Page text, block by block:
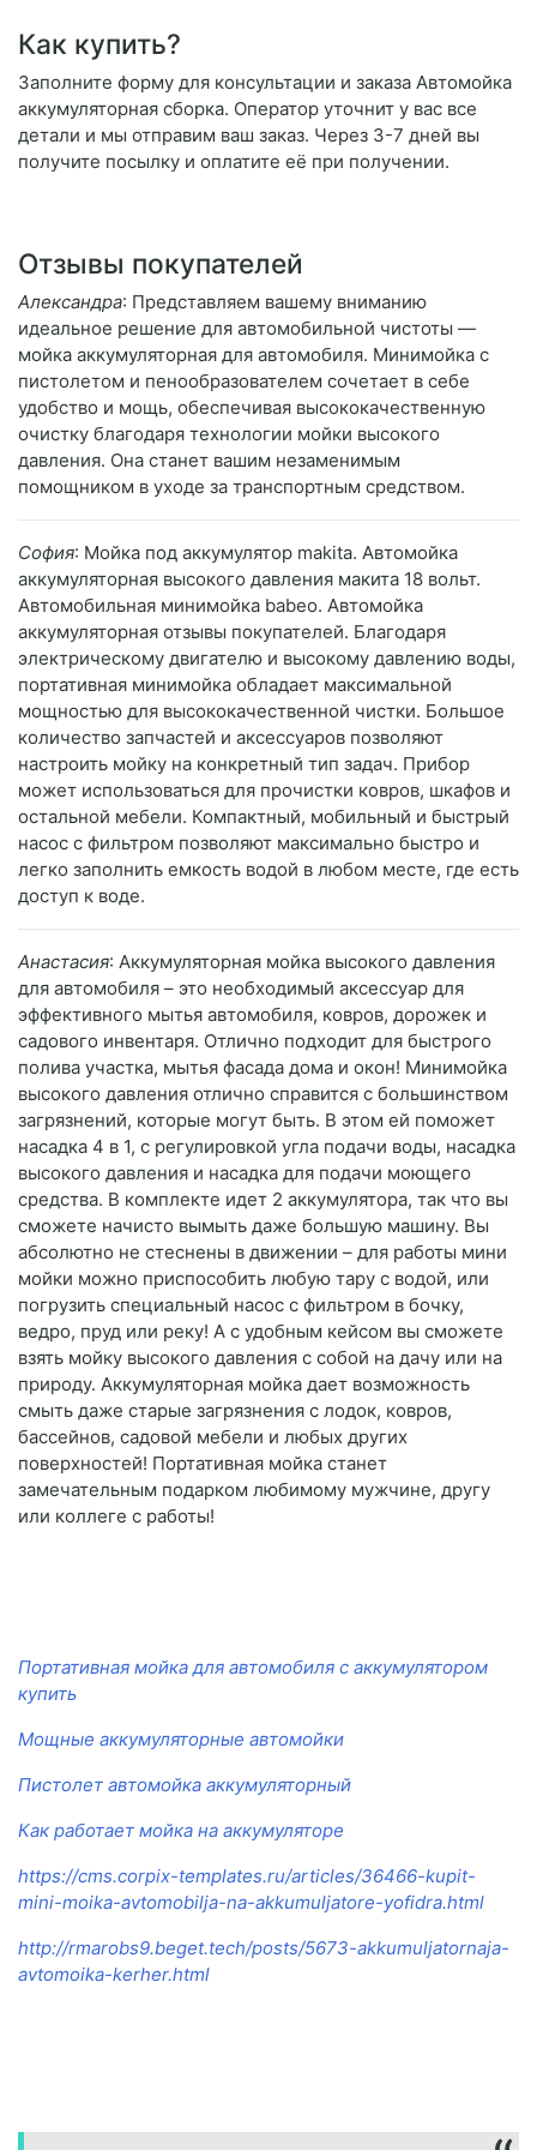
Как купить?
Заполните форму для консультации и заказа Автомойка
аккумуляторная сборка. Оператор уточнит у вас все
детали и мы отправим ваш заказ. Через 3-7 дней вы
получите посылку и оплатите её при получении.
Отзывы покупателей
Александра: Представляем вашему вниманию
идеальное решение для автомобильной чистоты —
мойка аккумуляторная для автомобиля. Минимойка с
пистолетом и пенообразователем сочетает в себе
удобство и мощь, обеспечивая высококачественную
очистку благодаря технологии мойки высокого
давления. Она станет вашим незаменимым
помощником в уходе за транспортным средством.
София: Мойка под аккумулятор makita. Автомойка
аккумуляторная высокого давления макита 18 вольт.
Автомобильная минимойка babeo. Автомойка
аккумуляторная отзывы покупателей. Благодаря
электрическому двигателю и высокому давлению воды,
портативная минимойка обладает максимальной
мощностью для высококачественной чистки. Большое
количество запчастей и аксессуаров позволяют
настроить мойку на конкретный тип задач. Прибор
может использоваться для прочистки ковров, шкафов и
остальной мебели. Компактный, мобильный и быстрый
насос с фильтром позволяют максимально быстро и
легко заполнить емкость водой в любом месте, где есть
доступ к воде.
Анастасия: Аккумуляторная мойка высокого давления
для автомобиля – это необходимый аксессуар для
эффективного мытья автомобиля, ковров, дорожек и
садового инвентаря. Отлично подходит для быстрого
полива участка, мытья фасада дома и окон! Минимойка
высокого давления отлично справится с большинством
загрязнений, которые могут быть. В этом ей поможет
насадка 4 в 1, с регулировкой угла подачи воды, насадка
высокого давления и насадка для подачи моющего
средства. В комплекте идет 2 аккумулятора, так что вы
сможете начисто вымыть даже большую машину. Вы
абсолютно не стеснены в движении – для работы мини
мойки можно приспособить любую тару с водой, или
погрузить специальный насос с фильтром в бочку,
ведро, пруд или реку! А с удобным кейсом вы сможете
взять мойку высокого давления с собой на дачу или на
природу. Аккумуляторная мойка дает возможность
смыть даже старые загрязнения с лодок, ковров,
бассейнов, садовой мебели и любых других
поверхностей! Портативная мойка станет
замечательным подарком любимому мужчине, другу
или коллеге с работы!
Портативная мойка для автомобиля с аккумулятором
купить
Мощные аккумуляторные автомойки
Пистолет автомойка аккумуляторный
Как работает мойка на аккумуляторе
https://cms.corpix-templates.ru/articles/36466-kupit-
mini-moika-avtomobilja-na-akkumuljatore-yofidra.html
http://rmarobs9.beget.tech/posts/5673-akkumuljatornaja-
avtomoika-kerher.html